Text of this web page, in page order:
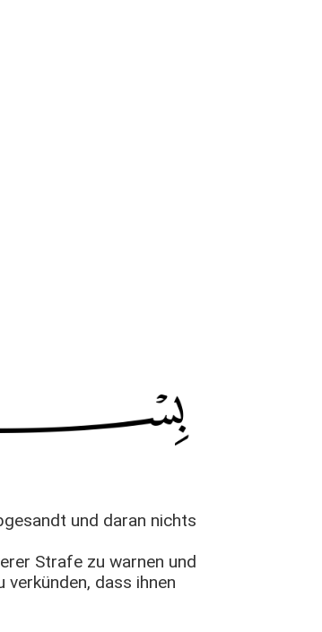
und daran nichts
Strafe zu warnen und
dass ihnen